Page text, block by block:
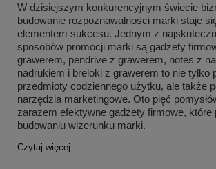
W dzisiejszym konkurencyjnym świecie
budowanie rozpoznawalności marki staje
elementem sukcesu. Jednym z
sposobów promocji marki są gadżety
grawerem, pendrive z grawerem, notes z
nadrukiem i breloki z grawerem to nie tylko
przedmioty codziennego użytku, ale także
narzędzia marketingowe. Oto pięć
zarazem efektywne gadżety firmowe, które
budowaniu wizerunku marki.
Czytaj więcej